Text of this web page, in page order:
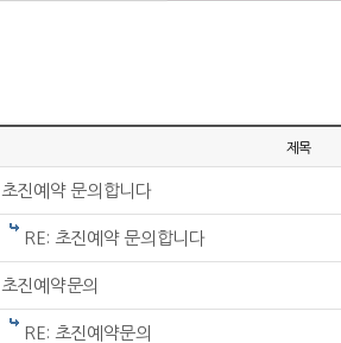
제목
초진예약 문의합니다
RE: 초진예약 문의합니다
초진예약문의
RE: 초진예약문의